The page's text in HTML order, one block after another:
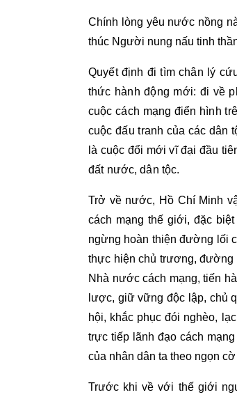
Chính lòng yêu nước nồng
thúc Người nung nấu tinh
Quyết định đi tìm chân lý
thức hành động mới: đi về
cuộc cách mạng điển hình
cuộc đấu tranh của các dân
là cuộc đổi mới vĩ đại đầu
đất nước, dân tộc.
Trở về nước, Hồ Chí Minh
cách mạng thế giới, đặc
ngừng hoàn thiện đường lối
thực hiện chủ trương, đường
Nhà nước cách mạng, tiến
lược, giữ vững độc lập, chủ
hội, khắc phục đói nghèo,
trực tiếp lãnh đạo cách
của nhân dân ta theo ngọn
Trước khi về với thế giới